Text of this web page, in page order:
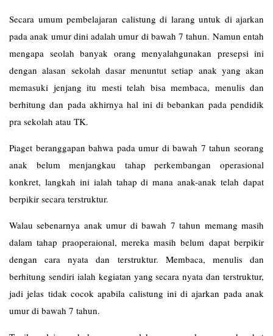
Secara umum pembelajaran calistung di larang untuk di ajarkan
pada anak umur dini adalah umur di bawah 7 tahun. Namun entah
mengapa seolah banyak orang menyalahgunakan presepsi ini
dengan alasan sekolah dasar menuntut setiap anak yang akan
memasuki jenjang itu mesti telah bisa membaca, menulis dan
berhitung dan pada akhirnya hal ini di bebankan pada pendidik
pra sekolah atau TK.
Piaget beranggapan bahwa pada umur di bawah 7 tahun seorang
anak belum menjangkau tahap perkembangan operasional
konkret, langkah ini ialah tahap di mana anak-anak telah dapat
berpikir secara terstruktur.
Walau sebenarnya anak umur di bawah 7 tahun memang masih
dalam tahap praoperaional, mereka masih belum dapat berpikir
dengan cara nyata dan terstruktur. Membaca, menulis dan
berhitung sendiri ialah kegiatan yang secara nyata dan terstruktur,
jadi jelas tidak cocok apabila calistung ini di ajarkan pada anak
umur di bawah 7 tahun.